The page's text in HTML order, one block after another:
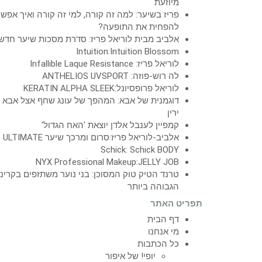
מיוזעת
פריז בשיער: למה זה קורה, למי זה קורה ואיך
להפחית את התופעה?
אלביב מבית לוריאל פריז: סדרת מסכות שיער
Intuition:Intuition Blossom
לוריאל פריז: Infallible Laque Resistance
לה רוש-פוזה: ANTHELIOS UVSPORT
לוריאל פרופסיונל:KERATIN ALPHA SLEEK
דוגמנית של אבא: המהפך של עונג שחף אצל אבא
ירין
קמפיין לענבל אלדן יוצאת 'האח הגדול'
אלביב-לוריאל פריז:סרום ומרכך שיער ULTIMATE
Schick: Schick BODY
NYX Professional Makeup:JELLY JOB
טרנד הטיק טוק המסוכן: בני נוער משתזפים
הגבוהה ביותר
תפריט האתר
דף הבית
מי אנחנו
כל הכתבות
יופי! של איפור